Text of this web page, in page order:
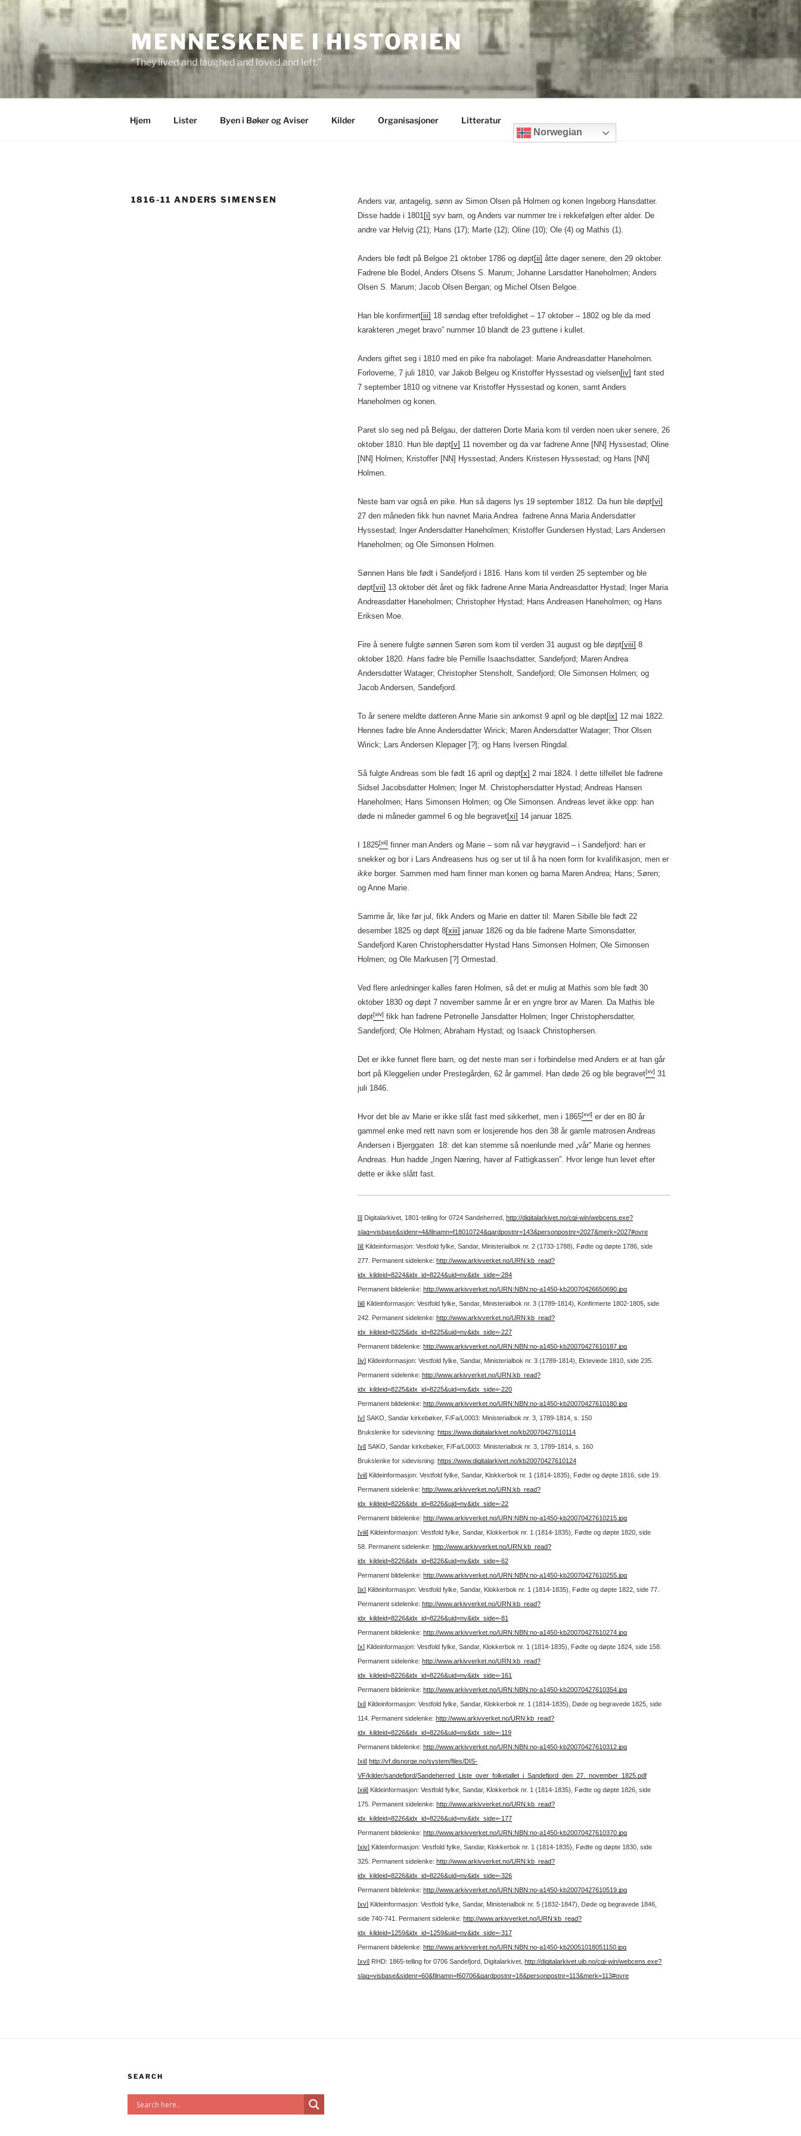
content
MENNESKENE I HISTORIEN
“They lived and laughed and loved and left.”
Hjem Lister Byen i Bøker og Aviser Kilder Organisasjoner
Litteratur
Norwegian
1816-11 ANDERS SIMENSEN
Anders var, antagelig, sønn av Simon Olsen på Holmen og konen Ingeborg Hansdatter.
Disse hadde i 1801[i] syv barn, og Anders var nummer tre i rekkefølgen efter alder. De
andre var Helvig (21); Hans (17); Marte (12); Oline (10); Ole (4) og Mathis (1).
Anders ble født på Belgoe 21 oktober 1786 og døpt[ii] åtte dager senere, den 29 oktober.
Fadrene ble Bodel, Anders Olsens S. Marum; Johanne Larsdatter Haneholmen; Anders
Olsen S. Marum; Jacob Olsen Bergan; og Michel Olsen Belgoe.
Han ble konfirmert[iii] 18 søndag efter trefoldighet – 17 oktober – 1802 og ble da med
karakteren „meget bravo” nummer 10 blandt de 23 guttene i kullet.
Anders giftet seg i 1810 med en pike fra nabolaget: Marie Andreasdatter Haneholmen.
Forloverne, 7 juli 1810, var Jakob Belgeu og Kristoffer Hyssestad og vielsen[iv] fant sted
7 september 1810 og vitnene var Kristoffer Hyssestad og konen, samt Anders
Haneholmen og konen.
Paret slo seg ned på Belgau, der datteren Dorte Maria kom til verden noen uker senere, 26
oktober 1810. Hun ble døpt[v] 11 november og da var fadrene Anne [NN] Hyssestad; Oline
[NN] Holmen; Kristoffer [NN] Hyssestad; Anders Kristesen Hyssestad; og Hans [NN]
Holmen.
Neste barn var også en pike. Hun så dagens lys 19 september 1812. Da hun ble døpt[vi]
27 den måneden fikk hun navnet Maria Andrea fadrene Anna Maria Andersdatter
Hyssestad; Inger Andersdatter Haneholmen; Kristoffer Gundersen Hystad; Lars Andersen
Haneholmen; og Ole Simonsen Holmen.
Sønnen Hans ble født i Sandefjord i 1816. Hans kom til verden 25 september og ble
døpt[vii] 13 oktober dét året og fikk fadrene Anne Maria Andreasdatter Hystad; Inger Maria
Andreasdatter Haneholmen; Christopher Hystad; Hans Andreasen Haneholmen; og Hans
Eriksen Moe.
Fire å senere fulgte sønnen Søren som kom til verden 31 august og ble døpt[viii] 8
oktober 1820. Hans fadre ble Pernille Isaachsdatter, Sandefjord; Maren Andrea
Andersdatter Watager; Christopher Stensholt, Sandefjord; Ole Simonsen Holmen; og
Jacob Andersen, Sandefjord.
To år senere meldte datteren Anne Marie sin ankomst 9 april og ble døpt[ix] 12 mai 1822.
Hennes fadre ble Anne Andersdatter Wirick; Maren Andersdatter Watager; Thor Olsen
Wirick; Lars Andersen Klepager [?]; og Hans Iversen Ringdal.
Så fulgte Andreas som ble født 16 april og døpt[x] 2 mai 1824. I dette tilfellet ble fadrene
Sidsel Jacobsdatter Holmen; Inger M. Christophersdatter Hystad; Andreas Hansen
Haneholmen; Hans Simonsen Holmen; og Ole Simonsen. Andreas levet ikke opp: han
døde ni måneder gammel 6 og ble begravet[xi] 14 januar 1825.
I 1825[xii] finner man Anders og Marie – som nå var høygravid – i Sandefjord: han er
snekker og bor i Lars Andreasens hus og ser ut til å ha noen form for kvalifikasjon, men er
ikkeborger. Sammen med ham finner man konen og barna Maren Andrea; Hans; Søren;
og Anne Marie.
Samme år, like før jul, fikk Anders og Marie en datter til: Maren Sibille ble født 22
desember 1825 og døpt 8[xiii] januar 1826 og da ble fadrene Marte Simonsdatter,
Sandefjord Karen Christophersdatter Hystad Hans Simonsen Holmen; Ole Simonsen
Holmen; og Ole Markusen [?] Ormestad.
Ved flere anledninger kalles faren Holmen, så det er mulig at Mathis som ble født 30
oktober 1830 og døpt 7 november samme år er en yngre bror av Maren. Da Mathis ble
døpt[xiv] fikk han fadrene Petronelle Jansdatter Holmen; Inger Christophersdatter,
Sandefjord; Ole Holmen; Abraham Hystad; og Isaack Christophersen.
Det er ikke funnet flere barn, og det neste man ser i forbindelse med Anders er at han går
bort på Kleggelien under Prestegården, 62 år gammel. Han døde 26 og ble begravet[xv] 31
juli 1846.
Hvor det ble av Marie er ikke slåt fast med sikkerhet, men i 1865[xvi] er der en 80 år
gammel enke med rett navn som er losjerende hos den 38 år gamle matrosen Andreas
Andersen i Bjerggaten 18: det kan stemme så noenlunde med „vår” Marie og hennes
Andreas. Hun hadde „Ingen Næring, haver af Fattigkassen”. Hvor lenge hun levet efter
dette er ikke slått fast.
[i]Digitalarkivet, 1801-telling for 0724 Sandeherred, http://digitalarkivet.no/cgi-win/webcens.exe?
slag=visbase&sidenr=4&filnamn=f18010724&gardpostnr=143&personpostnr=2027&merk=2027#ovre
[ii]Kildeinformasjon: Vestfold fylke, Sandar, Ministerialbok nr. 2 (1733-1788), Fødte og døpte 1786, side
277. Permanent sidelenke: http://www.arkivverket.no/URN:kb_read?
idx_kildeid=8224&idx_id=8224&uid=ny&idx_side=-284
Permanent bildelenke: http://www.arkivverket.no/URN:NBN:no-a1450-kb20070426650690.jpg
[iii]Kildeinformasjon: Vestfold fylke, Sandar, Ministerialbok nr. 3 (1789-1814), Konfirmerte 1802-1805, side
242. Permanent sidelenke: http://www.arkivverket.no/URN:kb_read?
idx_kildeid=8225&idx_id=8225&uid=ny&idx_side=-227
Permanent bildelenke: http://www.arkivverket.no/URN:NBN:no-a1450-kb20070427610187.jpg
[iv]Kildeinformasjon: Vestfold fylke, Sandar, Ministerialbok nr. 3 (1789-1814), Ekteviede 1810, side 235.
Permanent sidelenke: http://www.arkivverket.no/URN:kb_read?
idx_kildeid=8225&idx_id=8225&uid=ny&idx_side=-220
Permanent bildelenke: http://www.arkivverket.no/URN:NBN:no-a1450-kb20070427610180.jpg
[v]SAKO, Sandar kirkebøker, F/Fa/L0003: Ministerialbok nr. 3, 1789-1814, s. 150
Brukslenke for sidevisning: https://www.digitalarkivet.no/kb20070427610114
[vi]SAKO, Sandar kirkebøker, F/Fa/L0003: Ministerialbok nr. 3, 1789-1814, s. 160
Brukslenke for sidevisning: https://www.digitalarkivet.no/kb20070427610124
[vii]Kildeinformasjon: Vestfold fylke, Sandar, Klokkerbok nr. 1 (1814-1835), Fødte og døpte 1816, side 19.
Permanent sidelenke: http://www.arkivverket.no/URN:kb_read?
idx_kildeid=8226&idx_id=8226&uid=ny&idx_side=-22
Permanent bildelenke: http://www.arkivverket.no/URN:NBN:no-a1450-kb20070427610215.jpg
[viii]Kildeinformasjon: Vestfold fylke, Sandar, Klokkerbok nr. 1 (1814-1835), Fødte og døpte 1820, side
58. Permanent sidelenke: http://www.arkivverket.no/URN:kb_read?
idx_kildeid=8226&idx_id=8226&uid=ny&idx_side=-62
Permanent bildelenke: http://www.arkivverket.no/URN:NBN:no-a1450-kb20070427610255.jpg
[ix]Kildeinformasjon: Vestfold fylke, Sandar, Klokkerbok nr. 1 (1814-1835), Fødte og døpte 1822, side 77.
Permanent sidelenke: http://www.arkivverket.no/URN:kb_read?
idx_kildeid=8226&idx_id=8226&uid=ny&idx_side=-81
Permanent bildelenke: http://www.arkivverket.no/URN:NBN:no-a1450-kb20070427610274.jpg
[x]Kildeinformasjon: Vestfold fylke, Sandar, Klokkerbok nr. 1 (1814-1835), Fødte og døpte 1824, side 158.
Permanent sidelenke: http://www.arkivverket.no/URN:kb_read?
idx_kildeid=8226&idx_id=8226&uid=ny&idx_side=-161
Permanent bildelenke: http://www.arkivverket.no/URN:NBN:no-a1450-kb20070427610354.jpg
[xi]Kildeinformasjon: Vestfold fylke, Sandar, Klokkerbok nr. 1 (1814-1835), Døde og begravede 1825, side
114. Permanent sidelenke: http://www.arkivverket.no/URN:kb_read?
idx_kildeid=8226&idx_id=8226&uid=ny&idx_side=-119
Permanent bildelenke: http://www.arkivverket.no/URN:NBN:no-a1450-kb20070427610312.jpg
[xii] http://vf.disnorge.no/system/files/DIS-
VF/kilder/sandefjord/Sandeherred_Liste_over_folketallet_i_Sandefjord_den_27._november_1825.pdf
[xiii]Kildeinformasjon: Vestfold fylke, Sandar, Klokkerbok nr. 1 (1814-1835), Fødte og døpte 1826, side
175. Permanent sidelenke: http://www.arkivverket.no/URN:kb_read?
idx_kildeid=8226&idx_id=8226&uid=ny&idx_side=-177
Permanent bildelenke: http://www.arkivverket.no/URN:NBN:no-a1450-kb20070427610370.jpg
[xiv]Kildeinformasjon: Vestfold fylke, Sandar, Klokkerbok nr. 1 (1814-1835), Fødte og døpte 1830, side
325. Permanent sidelenke: http://www.arkivverket.no/URN:kb_read?
idx_kildeid=8226&idx_id=8226&uid=ny&idx_side=-326
Permanent bildelenke: http://www.arkivverket.no/URN:NBN:no-a1450-kb20070427610519.jpg
[xv]Kildeinformasjon: Vestfold fylke, Sandar, Ministerialbok nr. 5 (1832-1847), Døde og begravede 1846,
side 740-741.
Permanent sidelenke: http://www.arkivverket.no/URN:kb_read?
idx_kildeid=1259&idx_id=1259&uid=ny&idx_side=-317
Permanent bildelenke: http://www.arkivverket.no/URN:NBN:no-a1450-kb20051018051150.jpg
[xvi]RHD: 1865-telling for 0706 Sandefjord, Digitalarkivet, http://digitalarkivet.uib.no/cgi-win/webcens.exe?
slag=visbase&sidenr=60&filnamn=f60706&gardpostnr=18&personpostnr=113&merk=113#ovre
SEARCH